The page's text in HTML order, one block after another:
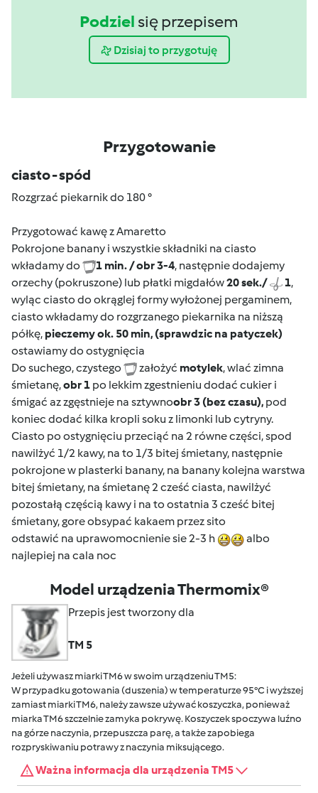
Podziel się przepisem
Dzisiaj to przygotuję
Przygotowanie
ciasto - spód
Rozgrzać piekarnik do 180 °
Przygotować kawę z Amaretto
Pokrojone banany i wszystkie składniki na ciasto
wkładamy do
1 min./ obr 3-4, następnie dodajemy
orzechy (pokruszone) lub płatki migdałów20 sek./ 1,
wyląc ciasto do okrąglej formy wyłożonej pergaminem,
ciasto wkładamy do rozgrzanego piekarnika na niższą
półkę, pieczemy ok. 50 min, (sprawdzic na patyczek)
ostawiamy do ostygnięcia
Do suchego, czystego
założyć motylek, wlać zimna
śmietanę,obr 1 po lekkim zgestnieniu dodać cukier i
śmigać az zgęstnieje na sztywnoobr 3 (bez czasu), pod
koniec dodać kilka kropli soku z limonki lub cytryny.
Ciasto po ostygnięciu przeciąć na 2 równe części, spod
nawilżyć 1/2 kawy, na to 1/3 bitej śmietany, następnie
pokrojone w plasterki banany, na banany kolejna warstwa
bitej śmietany, na śmietanę 2 cześć ciasta, nawilżyć
pozostałą częścią kawy i na to ostatnia 3 cześć bitej
śmietany, gore obsypać kakaem przez sito
odstawić na uprawomocnienie sie 2-3 h
albo
najlepiej na cala noc
Model urządzenia Thermomix®
Przepis jest tworzony dla
TM 5
Jeżeli używasz miarki TM6 w swoim urządzeniu TM5:
W przypadku gotowania (duszenia) w temperaturze 95°C i wyższej
zamiast miarki TM6, należy zawsze używać koszyczka, ponieważ
miarka TM6 szczelnie zamyka pokrywę. Koszyczek spoczywa luźno
na górze naczynia, przepuszcza parę, a także zapobiega
rozpryskiwaniu potrawy z naczynia miksującego.
Ważna informacja dla urządzenia TM5